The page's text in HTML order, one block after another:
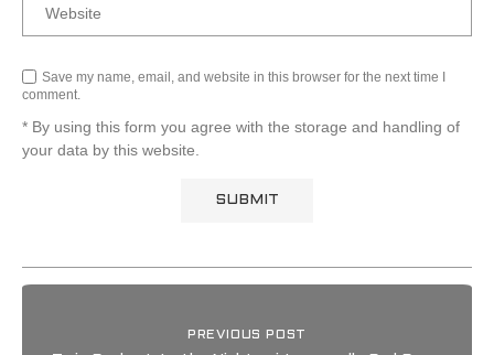
Save my name, email, and website in this browser for the next time I
comment.
* By using this form you agree with the storage and handling of
your data by this website.
PREVIOUS POST